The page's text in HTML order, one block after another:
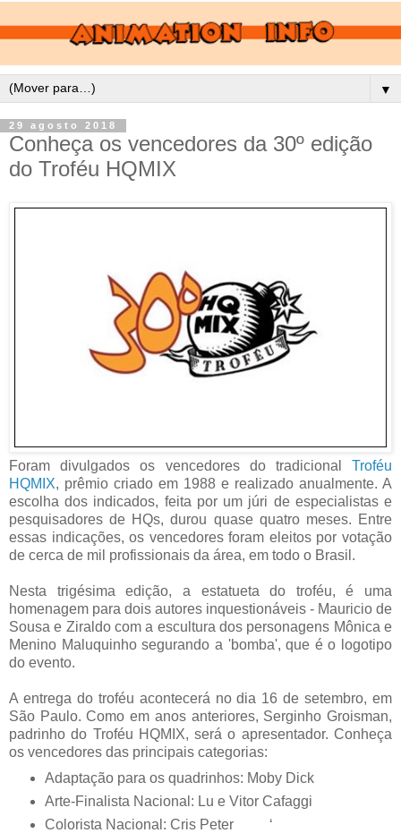
▼
29 agosto 2018
Conheça os vencedores da 30º edição
do Troféu HQMIX
Foram divulgados os vencedores do tradicional Troféu
HQMIX, prêmio criado em 1988 e realizado anualmente. A
escolha dos indicados, feita por um júri de especialistas e
pesquisadores de HQs, durou quase quatro meses. Entre
essas indicações, os vencedores foram eleitos por votação
de cerca de mil profissionais da área, em todo o Brasil.
Nesta trigésima edição, a estatueta do troféu, é uma
homenagem para dois autores inquestionáveis - Mauricio de
Sousa e Ziraldo com a escultura dos personagens Mônica e
Menino Maluquinho segurando a 'bomba', que é o logotipo
do evento.
A entrega do troféu acontecerá no dia 16 de setembro, em
São Paulo. Como em anos anteriores, Serginho Groisman,
padrinho do Troféu HQMIX, será o apresentador. Conheça
os vencedores das principais categorias:
Adaptação para os quadrinhos: Moby Dick
Arte-Finalista Nacional: Lu e Vitor Cafaggi
Colorista Nacional: Cris Peter ‘